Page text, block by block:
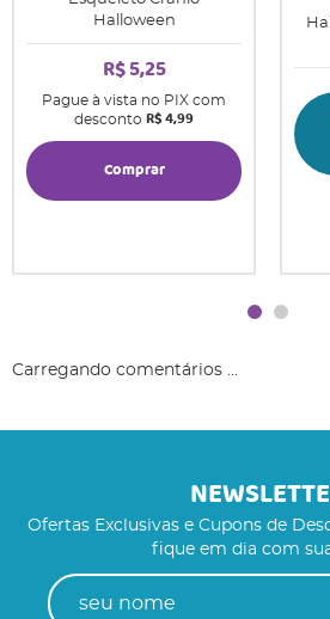
Halloween
R$ 5,25
Pague à vista no PIX com
desconto R$ 4,99
Comprar
Carregando comentários ...
Ofertas Exclusivas e Cupons de
fique em dia com